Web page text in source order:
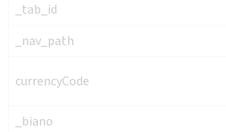
_tab_id
_nav_path
currencyCode
_biano